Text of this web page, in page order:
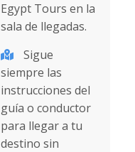
Egypt Tours en la
sala de llegadas.
Sigue
siempre las
instrucciones del
guía o conductor
para llegar a tu
destino sin